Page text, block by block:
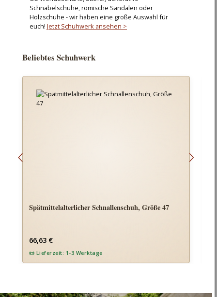
Schnabelschuhe, römische Sandalen oder
Holzschuhe - wir haben eine große Auswahl für
euch! Jetzt Schuhwerk ansehen >
Produktgalerie überspringen
Beliebtes Schuhwerk
Spätmittelalterlicher Schnallenschuh, Größe 47
Regulärer Preis:
66,63 €